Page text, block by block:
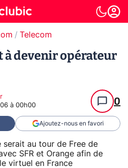
Telecom
à devenir opérateur
à 00h00 0
Ajoutez-nous en favori
serait au tour de Free de
SFR et Orange afin de
virtuel en France